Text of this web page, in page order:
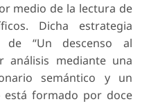
medio de la lectura de
Dicha estrategia
“Un descenso al
análisis mediante una
semántico y un
está formado por doce